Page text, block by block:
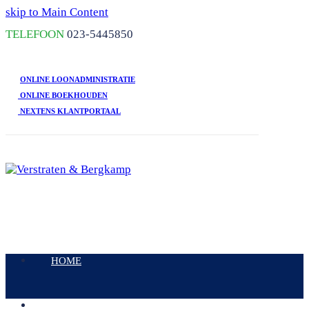
skip to Main Content
TELEFOON 023-5445850
ONLINE LOONADMINISTRATIE
ONLINE BOEKHOUDEN
NEXTENS KLANTPORTAAL
Mobile
HOME